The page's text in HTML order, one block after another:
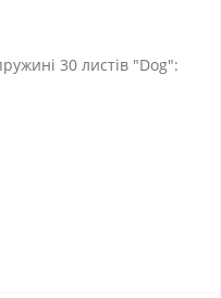
30 листів "Dog":